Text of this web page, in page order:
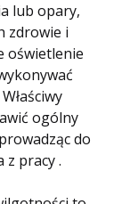
lub opary,
zdrowie i
oświetlenie
ogólny
do
pracy .